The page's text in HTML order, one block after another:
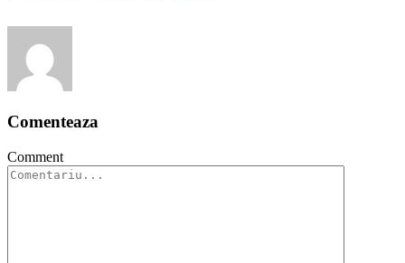
Comenteaza
Comment